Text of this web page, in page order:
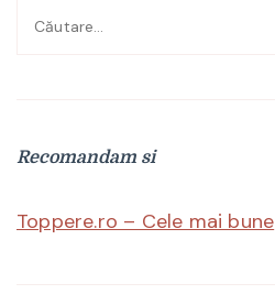
Caută
Recomandam si
Toppere.ro – Cele mai bune